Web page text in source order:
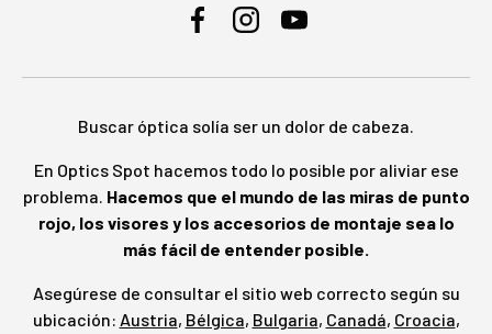
FacebookInstagramYouTube
Buscar óptica solía ser un dolor de cabeza.
En Optics Spot hacemos todo lo posible por aliviar ese
problema. Hacemos que el mundo de las miras de punto
rojo, los visores y los accesorios de montaje sea lo
más fácil de entender posible.
Asegúrese de consultar el sitio web correcto según su
ubicación: Austria, Bélgica, Bulgaria, Canadá, Croacia,